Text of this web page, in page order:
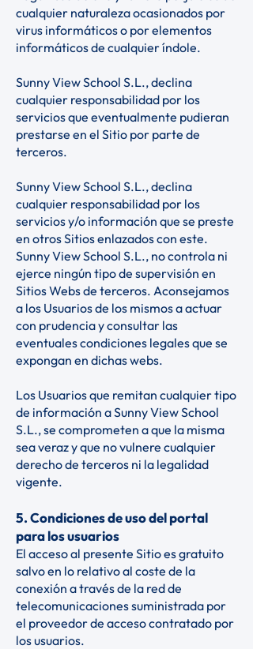
cualquier naturaleza ocasionados por
virus informáticos o por elementos
informáticos de cualquier índole.
Sunny View School S.L., declina
cualquier responsabilidad por los
servicios que eventualmente pudieran
prestarse en el Sitio por parte de
terceros.
Sunny View School S.L., declina
cualquier responsabilidad por los
servicios y/o información que se preste
en otros Sitios enlazados con este.
Sunny View School S.L., no controla ni
ejerce ningún tipo de supervisión en
Sitios Webs de terceros. Aconsejamos
a los Usuarios de los mismos a actuar
con prudencia y consultar las
eventuales condiciones legales que se
expongan en dichas webs.
Los Usuarios que remitan cualquier tipo
de información a Sunny View School
S.L., se comprometen a que la misma
sea veraz y que no vulnere cualquier
derecho de terceros ni la legalidad
vigente.
5. Condiciones de uso del portal
para los usuarios
El acceso al presente Sitio es gratuito
salvo en lo relativo al coste de la
conexión a través de la red de
telecomunicaciones suministrada por
el proveedor de acceso contratado por
los usuarios.